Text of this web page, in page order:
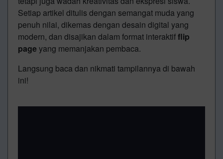
Setiap artikel ditulis dengan semangat muda yang
penuh nilai, dikemas dengan desain digital yang
modern, dan disajikan dalam format interaktifflip
page yang memanjakan pembaca.
Langsung baca dan nikmati tampilannya di bawah
ini!